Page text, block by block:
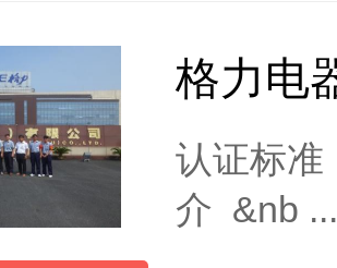
格力电
认证标准
介 &nb ...